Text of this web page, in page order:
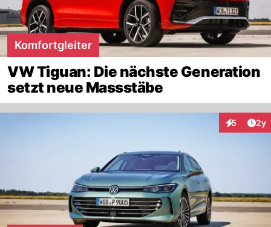
Komfortgleiter
VW Tiguan: Die nächste Generation
setzt neue Massstäbe
5 2y